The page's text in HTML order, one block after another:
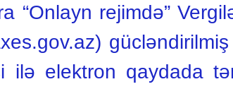
“Onlayn rejimdə”
ilə elektron qaydada